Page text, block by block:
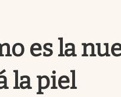
es la
la piel